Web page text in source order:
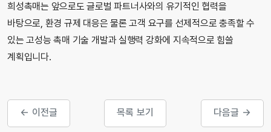
희성촉매는 앞으로도 글로벌 파트너사와의 유기적인 협력을
바탕으로, 환경 규제 대응은 물론 고객 요구를 선제적으로 충족할 수
있는 고성능 촉매 기술 개발과 실행력 강화에 지속적으로 힘쓸
계획입니다.
← 이전글 목록 보기 다음글 →